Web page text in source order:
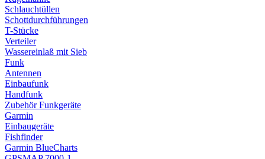
Schlauchtüllen
Schottdurchführungen
T-Stücke
Verteiler
Wassereinlaß mit Sieb
Funk
Antennen
Einbaufunk
Handfunk
Zubehör Funkgeräte
Garmin
Einbaugeräte
Fishfinder
Garmin BlueCharts